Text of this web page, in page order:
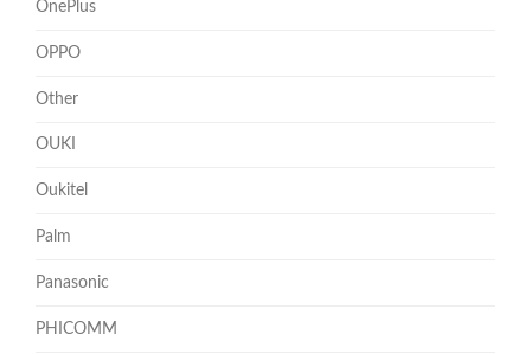
OnePlus
OPPO
Other
OUKI
Oukitel
Palm
Panasonic
PHICOMM